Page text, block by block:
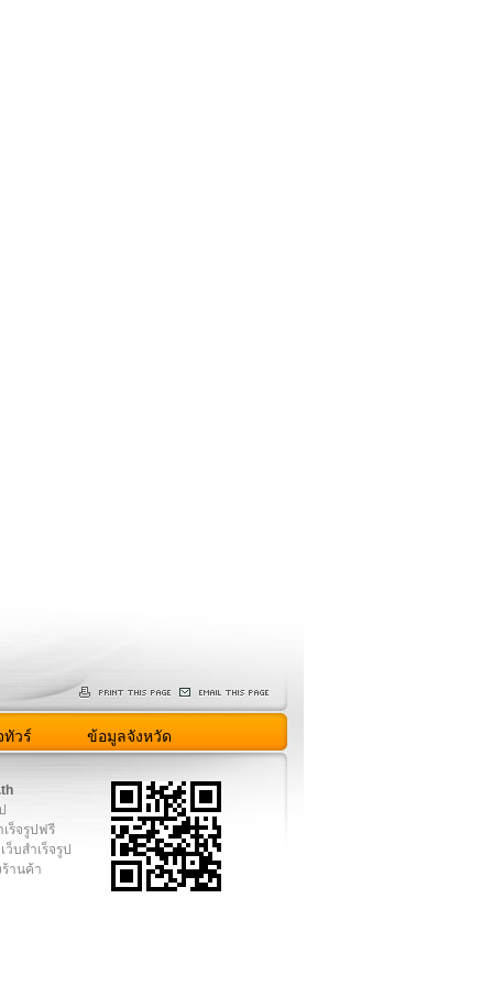
ทัวร์ ข้อมูลจังหวัด
ร็จรูปฟรี
ว็บสำเร็จรูป
านค้า